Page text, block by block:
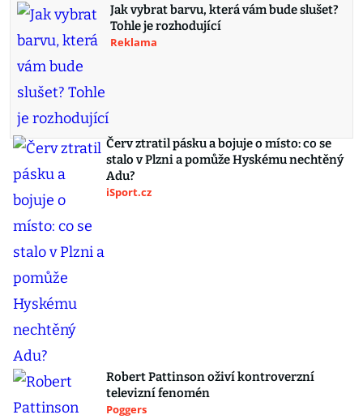
Jak vybrat barvu, která vám bude slušet?
Tohle je rozhodující
Reklama
Červ ztratil pásku a bojuje o místo: co se
stalo v Plzni a pomůže Hyskému nechtěný
Adu?
iSport.cz
Robert Pattinson oživí kontroverzní
televizní fenomén
Poggers